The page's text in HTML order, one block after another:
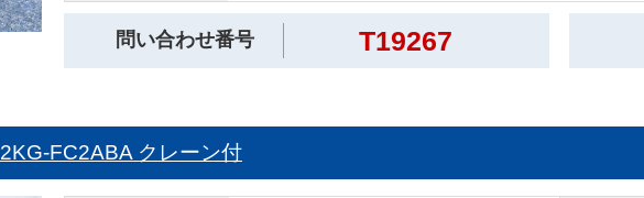
問い合わせ番号 T19267
2KG-FC2ABA クレーン付